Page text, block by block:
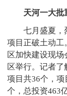
天河一大批
七月盛夏，
项目正破土动工
区加快建设现
区举行。记者
项目共36个，
个，总投资463